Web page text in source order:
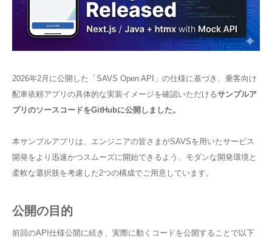
2026年2月に公開した「SAVS Open API」の仕様に基づき、乗客向け
配車依頼アプリの具体的な実装イメージを確認いただけるサンプルア
プリのソースコードをGitHubに公開しました。
本サンプルアプリは、エンジニアの皆さまがSAVSを用いたサービス
開発をより迅速かつスムーズに開始できるよう、モダンな開発環境と
柔軟な選択肢を考慮した2つの構成でご用意しています。
公開の目的
前回のAPI仕様公開に続き、実際に動くコードを公開することで以下